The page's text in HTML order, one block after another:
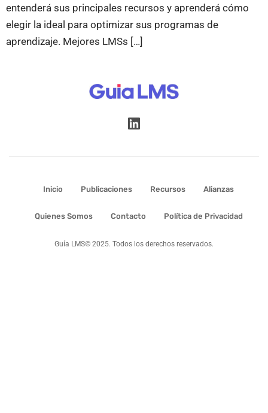
entenderá sus principales recursos y aprenderá cómo
elegir la ideal para optimizar sus programas de
aprendizaje. Mejores LMSs […]
Inicio Publicaciones Recursos Alianzas
Quienes Somos Contacto Política de Privacidad
Guía LMS© 2025. Todos los derechos reservados.